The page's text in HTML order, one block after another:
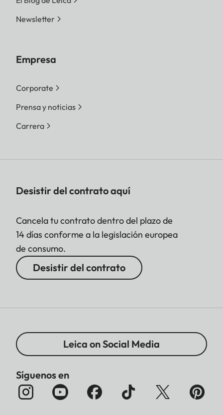
Newsletter
Empresa
Corporate
Prensa y noticias
Carrera
Desistir del contrato aquí
Cancela tu contrato dentro del plazo de
14 días conforme a la legislación europea
de consumo.
Desistir del contrato
Leica on Social Media
Síguenos en